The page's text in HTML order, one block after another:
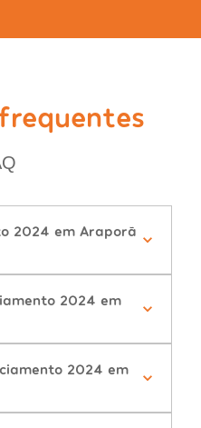
2024 em Araporã
2024 em
2024 em